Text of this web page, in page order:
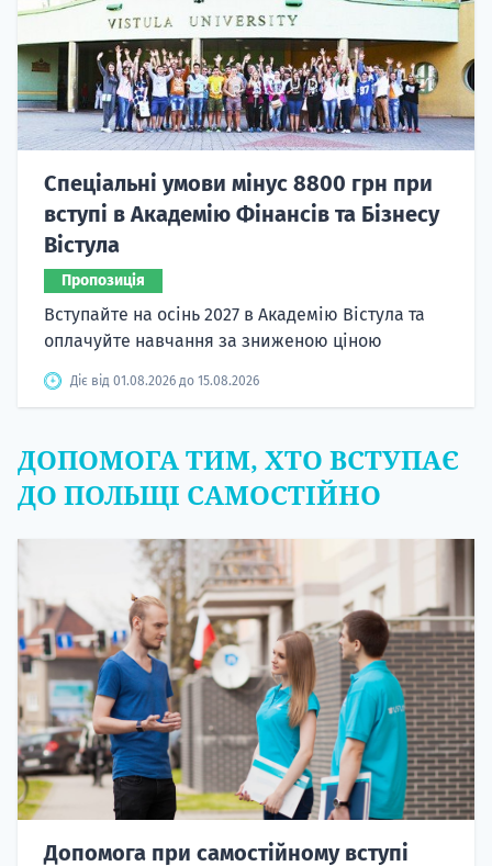
Спеціальні умови мінус 8800 грн при
вступі в Академію Фінансів та Бізнесу
Вістула
Пропозиція
Вступайте на осінь 2027 в Академію Вістула та
оплачуйте навчання за зниженою ціною
Діє від 01.08.2026 до 15.08.2026
ДОПОМОГА ТИМ, ХТО ВСТУПАЄ
ДО ПОЛЬЩІ САМОСТІЙНО
Допомога при самостійному вступі